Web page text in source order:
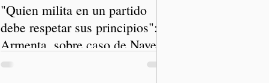
"Quien milita en un partido
debe respetar sus principios":
Armenta, sobre caso de Nayeli
Salvatori y Graciela Palomares